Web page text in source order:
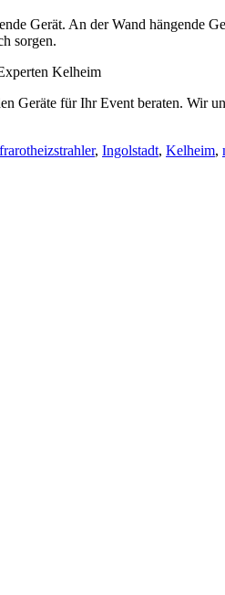
Gerät. An der Wand hängende
sorgen.
Kelheim
Geräte für Ihr Event beraten. Wir
, Ingolstadt, Kelheim,